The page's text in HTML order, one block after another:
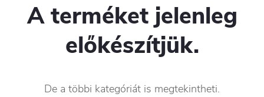
A terméket jelenleg
előkészítjük.
De a többi kategóriát is megtekintheti.